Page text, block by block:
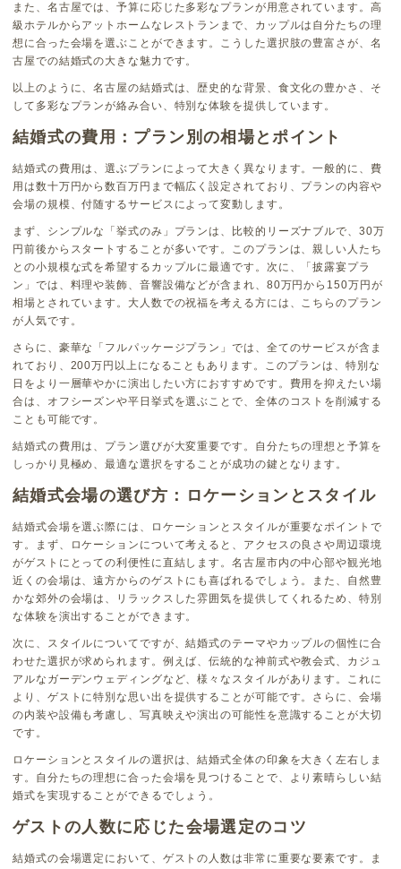
また、名古屋では、予算に応じた多彩なプランが用意されています。高
級ホテルからアットホームなレストランまで、カップルは自分たちの理
想に合った会場を選ぶことができます。こうした選択肢の豊富さが、名
古屋での結婚式の大きな魅力です。
以上のように、名古屋の結婚式は、歴史的な背景、食文化の豊かさ、そ
して多彩なプランが絡み合い、特別な体験を提供しています。
結婚式の費用：プラン別の相場とポイント
結婚式の費用は、選ぶプランによって大きく異なります。一般的に、費
用は数十万円から数百万円まで幅広く設定されており、プランの内容や
会場の規模、付随するサービスによって変動します。
まず、シンプルな「挙式のみ」プランは、比較的リーズナブルで、30万
円前後からスタートすることが多いです。このプランは、親しい人たち
との小規模な式を希望するカップルに最適です。次に、「披露宴プラ
ン」では、料理や装飾、音響設備などが含まれ、80万円から150万円が
相場とされています。大人数での祝福を考える方には、こちらのプラン
が人気です。
さらに、豪華な「フルパッケージプラン」では、全てのサービスが含ま
れており、200万円以上になることもあります。このプランは、特別な
日をより一層華やかに演出したい方におすすめです。費用を抑えたい場
合は、オフシーズンや平日挙式を選ぶことで、全体のコストを削減する
ことも可能です。
結婚式の費用は、プラン選びが大変重要です。自分たちの理想と予算を
しっかり見極め、最適な選択をすることが成功の鍵となります。
結婚式会場の選び方：ロケーションとスタイル
結婚式会場を選ぶ際には、ロケーションとスタイルが重要なポイントで
す。まず、ロケーションについて考えると、アクセスの良さや周辺環境
がゲストにとっての利便性に直結します。名古屋市内の中心部や観光地
近くの会場は、遠方からのゲストにも喜ばれるでしょう。また、自然豊
かな郊外の会場は、リラックスした雰囲気を提供してくれるため、特別
な体験を演出することができます。
次に、スタイルについてですが、結婚式のテーマやカップルの個性に合
わせた選択が求められます。例えば、伝統的な神前式や教会式、カジュ
アルなガーデンウェディングなど、様々なスタイルがあります。これに
より、ゲストに特別な思い出を提供することが可能です。さらに、会場
の内装や設備も考慮し、写真映えや演出の可能性を意識することが大切
です。
ロケーションとスタイルの選択は、結婚式全体の印象を大きく左右しま
す。自分たちの理想に合った会場を見つけることで、より素晴らしい結
婚式を実現することができるでしょう。
ゲストの人数に応じた会場選定のコツ
結婚式の会場選定において、ゲストの人数は非常に重要な要素です。ま